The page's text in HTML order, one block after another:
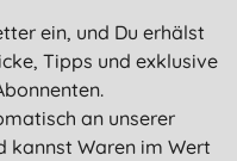
ein, und Du erhälst
Tipps und exklusive
an unserer
kannst Waren im Wert